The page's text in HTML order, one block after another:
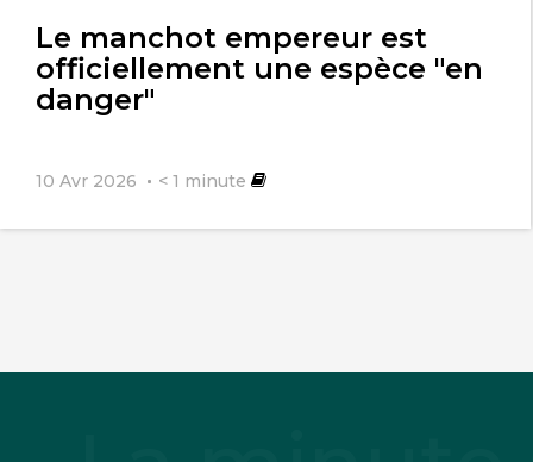
Le manchot empereur est
officiellement une espèce "en
danger"
10 Avr 2026 < 1 minute